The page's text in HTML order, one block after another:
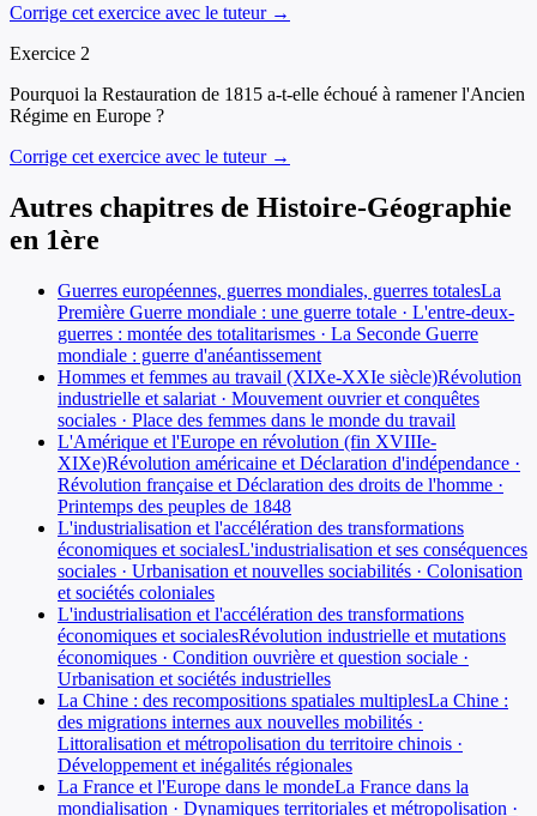
Corrige cet exercice avec le tuteur →
Exercice 2
Pourquoi la Restauration de 1815 a-t-elle échoué à ramener l'Ancien
Régime en Europe ?
Corrige cet exercice avec le tuteur →
Autres chapitres de Histoire-Géographie
en 1ère
Guerres européennes, guerres mondiales, guerres totalesLa
Première Guerre mondiale : une guerre totale · L'entre-deux-
guerres : montée des totalitarismes · La Seconde Guerre
mondiale : guerre d'anéantissement
Hommes et femmes au travail (XIXe-XXIe siècle)Révolution
industrielle et salariat · Mouvement ouvrier et conquêtes
sociales · Place des femmes dans le monde du travail
L'Amérique et l'Europe en révolution (fin XVIIIe-
XIXe)Révolution américaine et Déclaration d'indépendance ·
Révolution française et Déclaration des droits de l'homme ·
Printemps des peuples de 1848
L'industrialisation et l'accélération des transformations
économiques et socialesL'industrialisation et ses conséquences
sociales · Urbanisation et nouvelles sociabilités · Colonisation
et sociétés coloniales
L'industrialisation et l'accélération des transformations
économiques et socialesRévolution industrielle et mutations
économiques · Condition ouvrière et question sociale ·
Urbanisation et sociétés industrielles
La Chine : des recompositions spatiales multiplesLa Chine :
des migrations internes aux nouvelles mobilités ·
Littoralisation et métropolisation du territoire chinois ·
Développement et inégalités régionales
La France et l'Europe dans le mondeLa France dans la
mondialisation · Dynamiques territoriales et métropolisation ·